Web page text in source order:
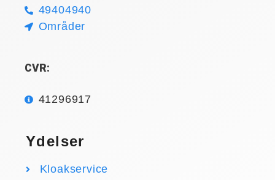
49404940
Områder
CVR:
41296917
Ydelser
Kloakservice